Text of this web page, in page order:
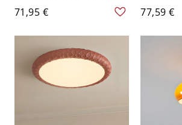
und Holz Baldachin -
Orange 110V-120V
71,95 €
Orange
77,59 €